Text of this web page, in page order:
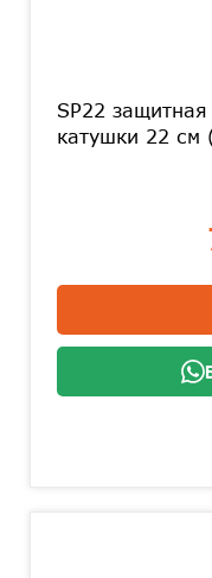
SP22
катушки 22 см